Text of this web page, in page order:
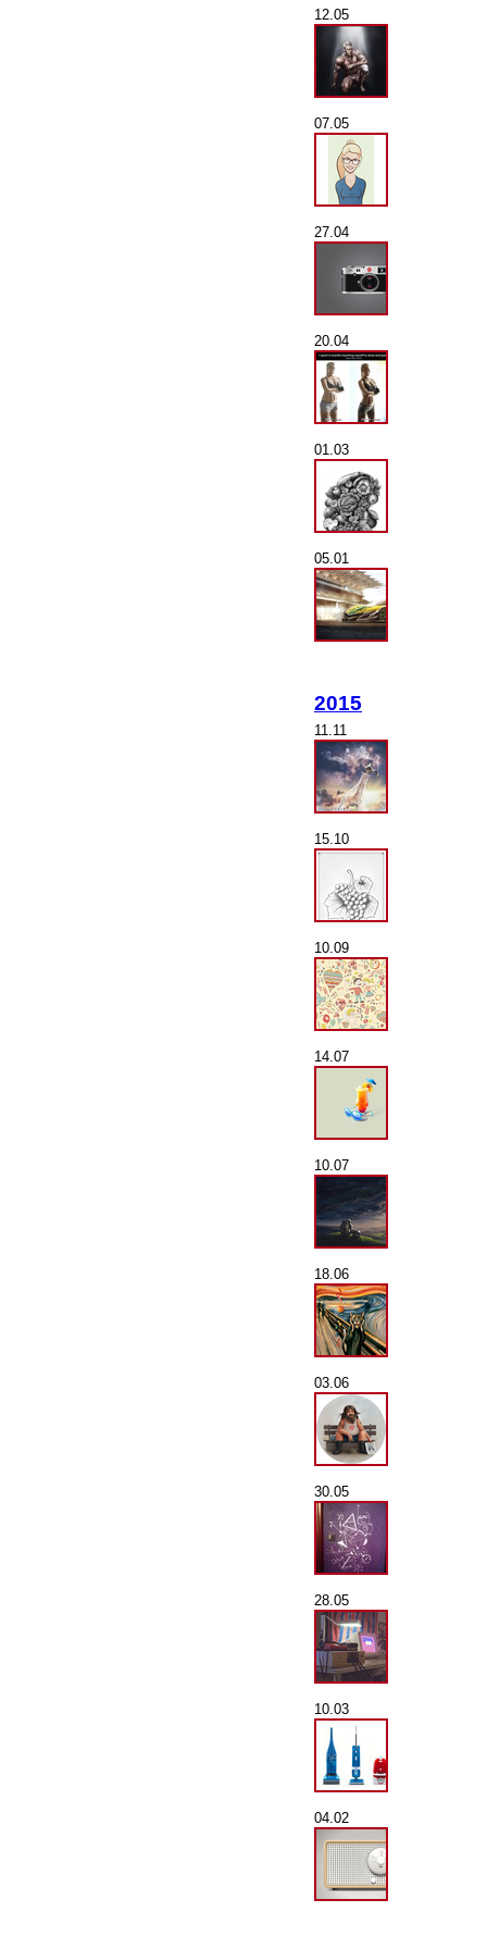
12.05
07.05
27.04
20.04
01.03
05.01
2015
11.11
15.10
10.09
14.07
10.07
18.06
03.06
30.05
28.05
10.03
04.02